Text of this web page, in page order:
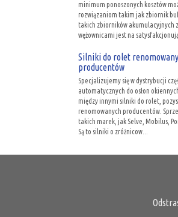
minimum ponoszonych kosztów
rozwiązaniom takim jak zbiornik
takich zbiorników akumulacyjnych
wężownicami jest na
Silniki do rolet
producentów
Specjalizujemy się w dystrybucji
automatycznych do osłon
między innymi silniki do rolet,
renomowanych producentów.
takich marek, jak Selve, Mobilus,
Są to silniki o zróżnicow...